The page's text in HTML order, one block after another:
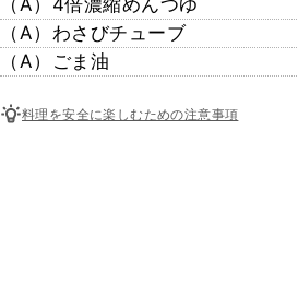
（A）4倍濃縮めんつゆ
（A）わさびチューブ
（A）ごま油
料理を安全に楽しむための注意事項